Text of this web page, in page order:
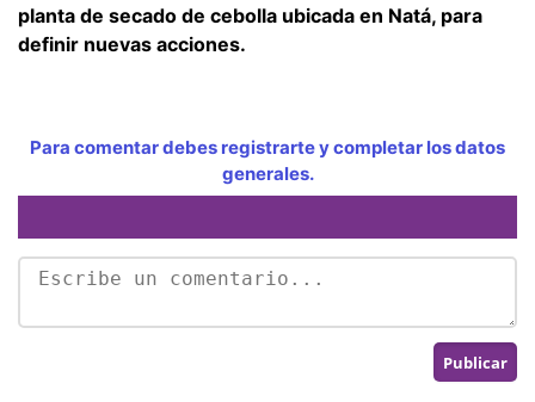
planta de secado de cebolla ubicada en Natá, para
definir nuevas acciones.
Para comentar debes registrarte y completar los datos
generales.